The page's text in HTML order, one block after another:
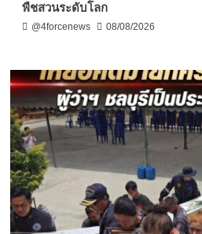
พืชสวนระดับโลก
@4forcenews 08/08/2026